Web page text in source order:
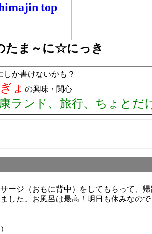
たま～に☆にっき
しか書けないかも？
ょ の興味・関心
ランド、旅行、ちょとだ
ジ（おもに背中）をしてもらって、
した。お風呂は最高！明日も休みなので
)